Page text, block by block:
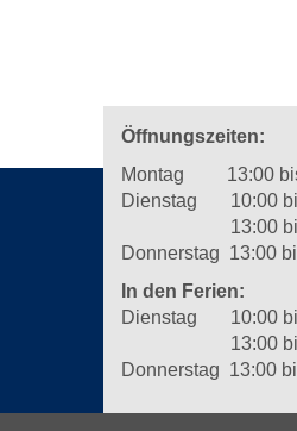
Öffnungszeiten:
Montag 13:00 bis
Dienstag 10:00
13:00 bis
Donnerstag 13:00
In den Ferien:
Dienstag 10:00
13:00 bis
Donnerstag 13:00